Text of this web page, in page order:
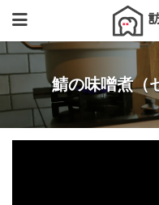
鯖の味噌煮（